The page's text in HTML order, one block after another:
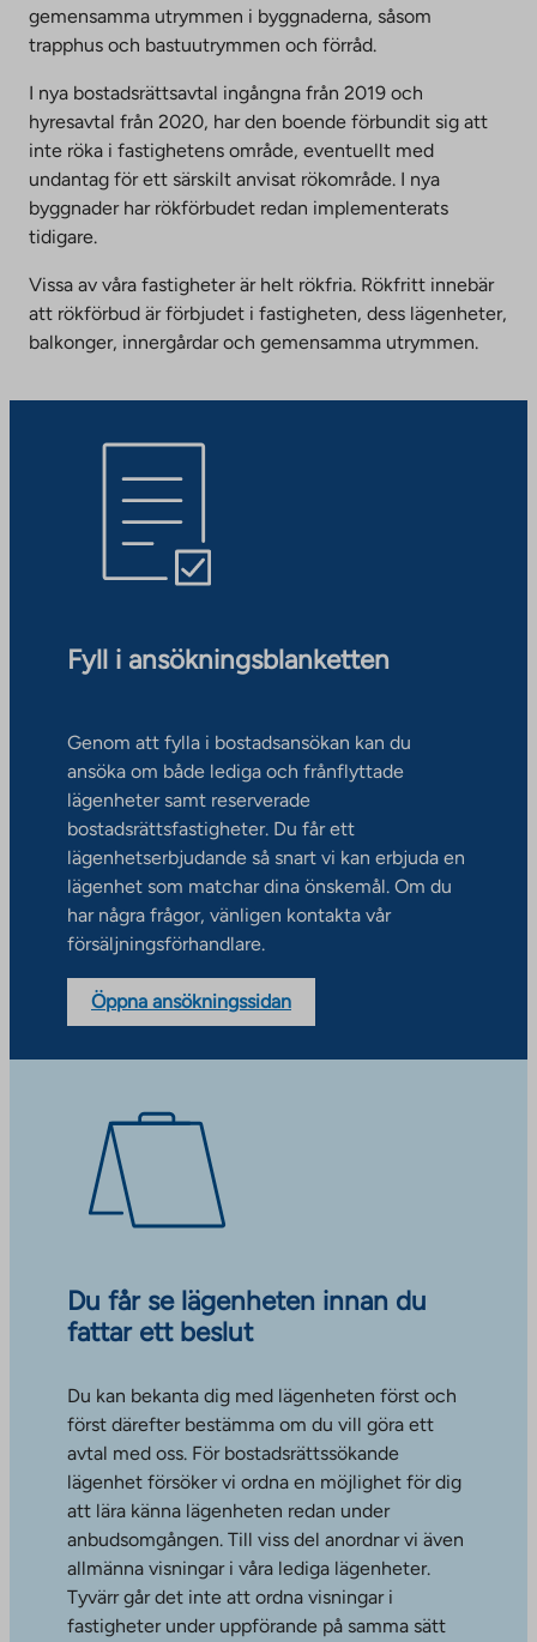
gemensamma utrymmen i byggnaderna, såsom
trapphus och bastuutrymmen och förråd.
I nya bostadsrättsavtal ingångna från 2019 och
hyresavtal från 2020, har den boende förbundit sig att
inte röka i fastighetens område, eventuellt med
undantag för ett särskilt anvisat rökområde. I nya
byggnader har rökförbudet redan implementerats
tidigare.
Vissa av våra fastigheter är helt rökfria. Rökfritt innebär
att rökförbud är förbjudet i fastigheten, dess lägenheter,
balkonger, innergårdar och gemensamma utrymmen.
Fyll i ansökningsblanketten
Genom att fylla i bostadsansökan kan du
ansöka om både lediga och frånflyttade
lägenheter samt reserverade
bostadsrättsfastigheter. Du får ett
lägenhetserbjudande så snart vi kan erbjuda en
lägenhet som matchar dina önskemål. Om du
har några frågor, vänligen kontakta vår
försäljningsförhandlare.
Öppna ansökningssidan
Du får se lägenheten innan du
fattar ett beslut
Du kan bekanta dig med lägenheten först och
först därefter bestämma om du vill göra ett
avtal med oss. För bostadsrättssökande
lägenhet försöker vi ordna en möjlighet för dig
att lära känna lägenheten redan under
anbudsomgången. Till viss del anordnar vi även
allmänna visningar i våra lediga lägenheter.
Tyvärr går det inte att ordna visningar i
fastigheter under uppförande på samma sätt